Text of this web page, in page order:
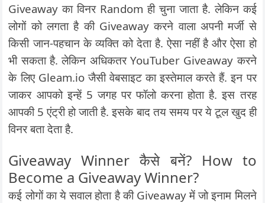
Giveaway का विनर Random ही चुना जाता है. लेकिन कई
लोगों को लगता है की Giveaway करने वाला अपनी मर्जी से
किसी जान-पहचान के व्यक्ति को देता है. ऐसा नहीं है और ऐसा हो
भी सकता है. लेकिन अधिकतर YouTuber Giveaway करने
के लिए Gleam.io जैसी वेबसाइट का इस्तेमाल करते हैं. इन पर
जाकर आपको इन्हें 5 जगह पर फॉलो करना होता है. इस तरह
आपकी 5 एंट्री हो जाती है. इसके बाद तय समय पर ये टूल खुद ही
विनर बता देता है.
Giveaway Winner कैसे बनें? How to
Become a Giveaway Winner?
कई लोगों का ये सवाल होता है की Giveaway में जो इनाम मिलने